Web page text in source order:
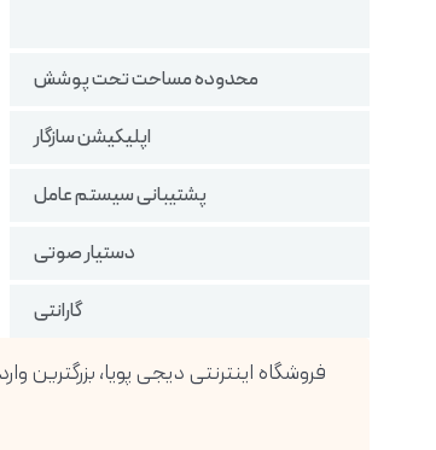
محدوده مساحت تحت پوشش
اپلیکیشن سازگار
پشتیبانی سیستم عامل
دستیار صوتی
گارانتی